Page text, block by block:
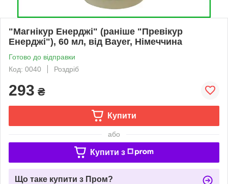
"Магнікур Енерджі" (раніше "Превікур
Енерджі"), 60 мл, від Bayer, Німеччина
Готово до відправки
Код: 0040
Роздріб
293 ₴
Купити
або
Купити з
Що таке купити з Пром?